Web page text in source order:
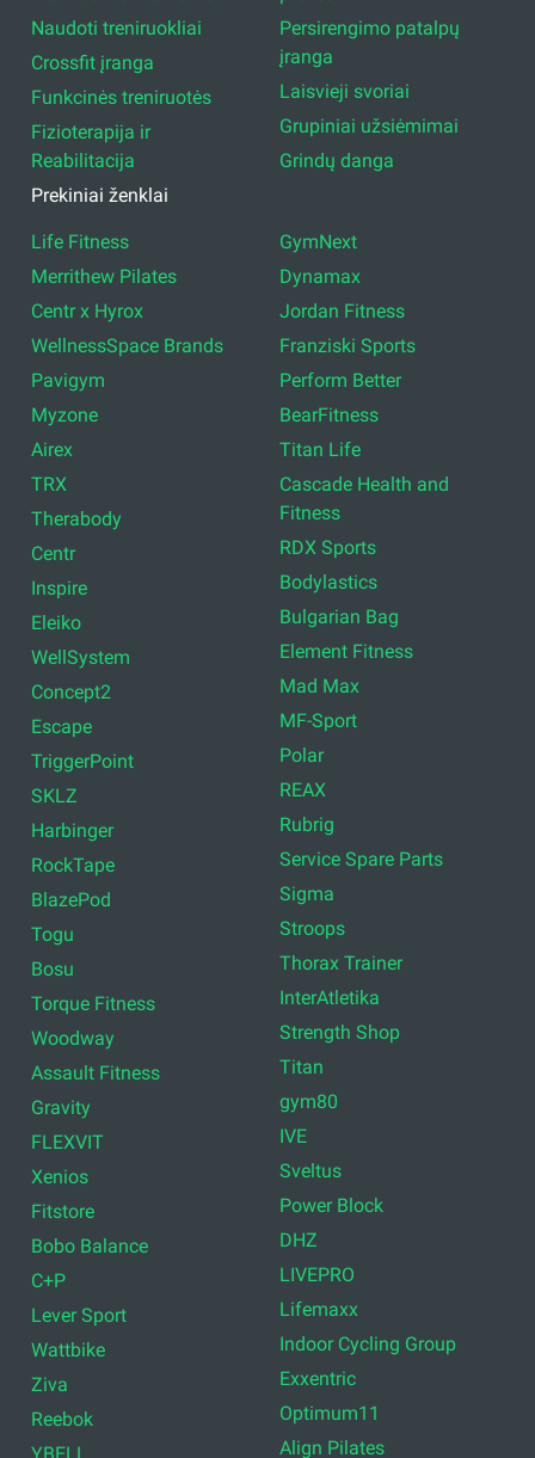
Naudoti treniruokliai
Crossfit įranga
Funkcinės treniruotės
Fizioterapija ir
Reabilitacija
Persirengimo patalpų
įranga
Laisvieji svoriai
Grupiniai užsiėmimai
Grindų danga
Prekiniai ženklai
Life Fitness
Merrithew Pilates
Centr x Hyrox
WellnessSpace Brands
Pavigym
Myzone
Airex
TRX
Therabody
Centr
Inspire
Eleiko
WellSystem
Concept2
Escape
TriggerPoint
SKLZ
Harbinger
RockTape
BlazePod
Togu
Bosu
Torque Fitness
Woodway
Assault Fitness
Gravity
FLEXVIT
Xenios
Fitstore
Bobo Balance
C+P
Lever Sport
Wattbike
Ziva
Reebok
GymNext
Dynamax
Jordan Fitness
Franziski Sports
Perform Better
BearFitness
Titan Life
Cascade Health and
Fitness
RDX Sports
Bodylastics
Bulgarian Bag
Element Fitness
Mad Max
MF-Sport
Polar
REAX
Rubrig
Service Spare Parts
Sigma
Stroops
Thorax Trainer
InterAtletika
Strength Shop
Titan
gym80
IVE
Sveltus
Power Block
DHZ
LIVEPRO
Lifemaxx
Indoor Cycling Group
Exxentric
Optimum11
Align Pilates